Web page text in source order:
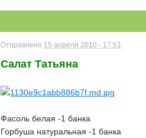
Отправлено 15 апреля 2010 - 17:51
Салат Татьяна
Фасоль белая -1 банка
Горбуша натуральная -1 банка